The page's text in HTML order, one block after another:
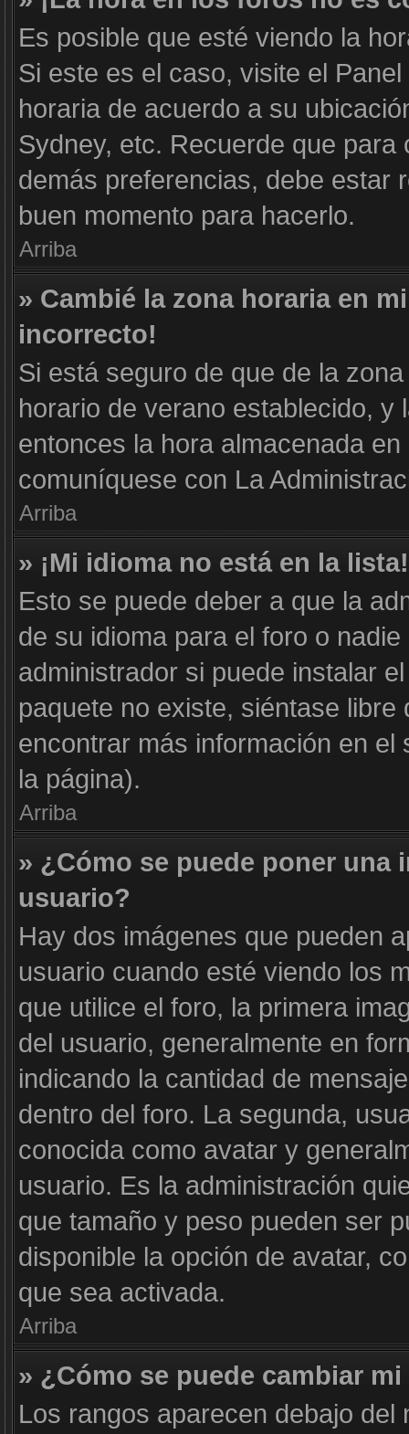
Es posible que esté viendo la
Si este es el caso, visite el
horaria de acuerdo a su
Sydney, etc. Recuerde que
demás preferencias, debe estar
buen momento para hacerlo.
Arriba
» Cambié la zona horaria en
incorrecto!
Si está seguro de que de la
horario de verano establecido,
entonces la hora almacenada
comuníquese con La
Arriba
» ¡Mi idioma no está en la lista!
Esto se puede deber a que la
de su idioma para el foro o
administrador si puede instalar
paquete no existe, siéntase
encontrar más información en el
la página).
Arriba
» ¿Cómo se puede poner una
usuario?
Hay dos imágenes que pueden
usuario cuando esté viendo los
que utilice el foro, la primera
del usuario, generalmente en
indicando la cantidad de
dentro del foro. La segunda,
conocida como avatar y
usuario. Es la administración
que tamaño y peso pueden ser
disponible la opción de avatar,
que sea activada.
Arriba
» ¿Cómo se puede cambiar
Los rangos aparecen debajo